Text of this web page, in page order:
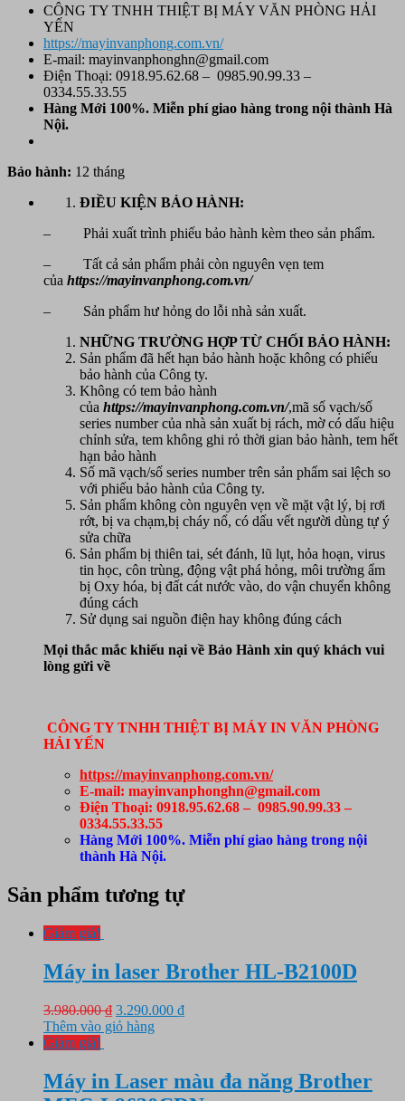
CÔNG TY TNHH THIỆT BỊ MÁY VĂN PHÒNG HẢI
YẾN
https://mayinvanphong.com.vn/
E-mail: mayinvanphonghn@gmail.com
Điện Thoại: 0918.95.62.68 – 0985.90.99.33 –
0334.55.33.55
Hàng Mới 100%. Miễn phígiao hàng trong nội thành Hà
Nội.
Bảo hành: 12 tháng
ĐIỀU KIỆN BẢO HÀNH:
– Phải xuất trình phiếu bảo hành kèm theo sản phẩm.
– Tất cả sản phẩm phải còn nguyên vẹn tem
của https://mayinvanphong.com.vn/
– Sản phẩm hư hỏng do lỗi nhà sản xuất.
NHỮNG TRƯỜNG HỢP TỪ CHỐI BẢO HÀNH:
Sản phẩm đã hết hạn bảo hành hoặc không có phiếu
bảo hành của Công ty.
Không có tem bảo hành
của https://mayinvanphong.com.vn/,mã số vạch/số
series number của nhà sản xuất bị rách, mờ có dấu hiệu
chỉnh sửa, tem không ghi rỏ thời gian bảo hành, tem hết
hạn bảo hành
Số mã vạch/số series number trên sản phẩm sai lệch so
với phiếu bảo hành của Công ty.
Sản phẩm không còn nguyên vẹn về mặt vật lý, bị rơi
rớt, bị va chạm,bị cháy nổ, có dấu vết người dùng tự ý
sửa chữa
Sản phẩm bị thiên tai, sét đánh, lũ lụt, hỏa hoạn, virus
tin học, côn trùng, động vật phá hỏng, môi trường ẩm
bị Oxy hóa, bị đất cát nước vào, do vận chuyển không
đúng cách
Sử dụng sai nguồn điện hay không đúng cách
Mọi thắc mắc khiếu nại về Bảo Hành xin quý khách vui
lòng gửi về
CÔNG TY TNHH THIỆT BỊ MÁY IN VĂN PHÒNG
HẢI YẾN
https://mayinvanphong.com.vn/
E-mail: mayinvanphonghn@gmail.com
Điện Thoại: 0918.95.62.68 – 0985.90.99.33 –
0334.55.33.55
Hàng Mới 100%. Miễn phí giao hàng trong nội
thành Hà Nội.
Sản phẩm tương tự
Giảm giá!
Máy in laser Brother HL-B2100D
3.980.000₫ Giá
gốc
3.290.000 ₫Giá
3.290.000 ₫.
Thêm vào giỏ hàng
Giảm giá!
Máy in Laser màu đa năng Brother